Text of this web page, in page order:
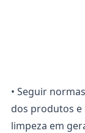
• Seguir
dos produtos e
limpeza em